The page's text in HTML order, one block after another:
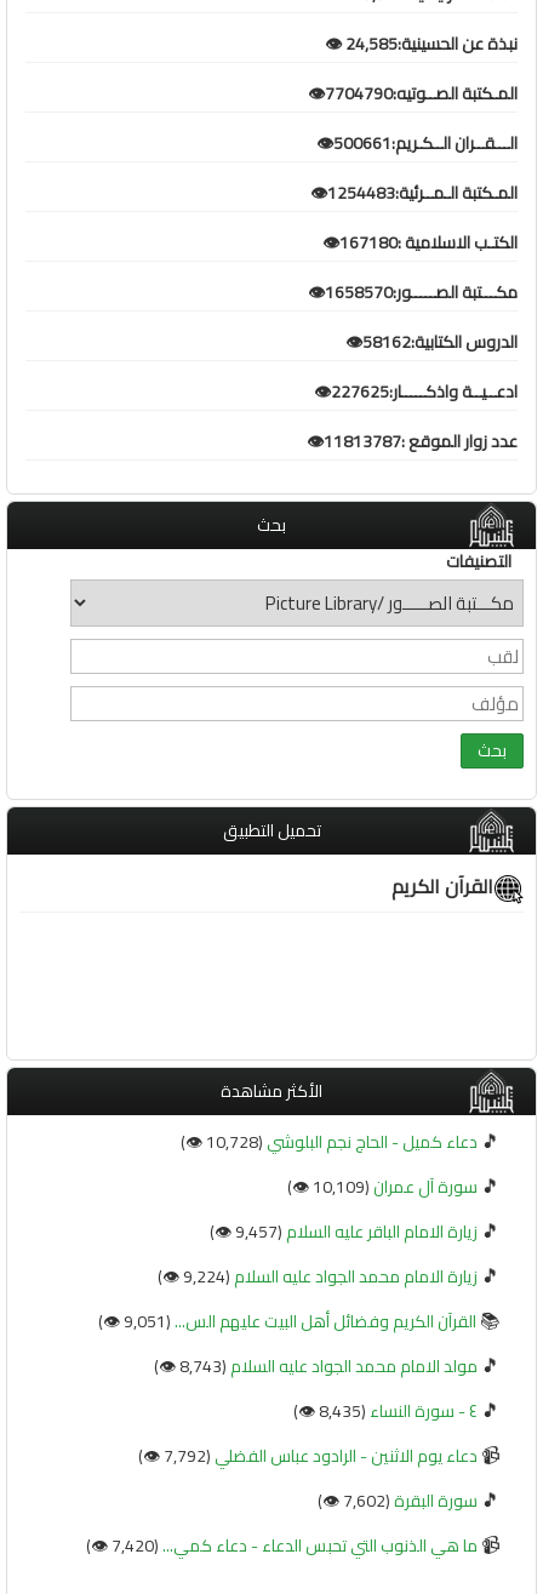
نبذة عن الحسينية:24,585 👁️
المـكتبة الصــوتيه:7704790👁️
الـــقــران الــكـريم:500661👁️
المـكتبة الـمــرئية:1254483👁️
الكتـب الاسلامية :167180👁️
مكـــتبة الصـــــور:1658570👁️
الدروس الكتابية:58162👁️
ادعــيــة واذكـــــار:227625👁️
عدد زوار الموقع :11813787👁️
بحث
التصنيفات
تحميل التطبيق
القرآن الكريم
الأكثر مشاهدة
🎵 دعاء كميل - الحاج نجم البلوشي(10,728 👁️)
🎵 سورة آل عمران(10,109 👁️)
🎵 زيارة الامام الباقر عليه السلام(9,457 👁️)
🎵 زيارة الامام محمد الجواد عليه السلام(9,224 👁️)
📚القرآن الكريم وفضائل أهل البيت عليهم الس...(9,051 👁️)
🎵 مولد الامام محمد الجواد عليه السلام(8,743 👁️)
🎵 ٤ - سورة النساء (8,435 👁️)
📹دعاء يوم الاثنين - الرادود عباس الفضلي(7,792 👁️)
🎵 سورة البقرة(7,602 👁️)
📹ما هي الذنوب التي تحبس الدعاء - دعاء كمي...(7,420 👁️)